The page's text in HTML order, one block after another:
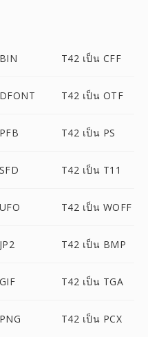
T42 เป็น CFF
T42 เป็น OTF
T42 เป็น PS
T42 เป็น T11
T42 เป็น WOFF
T42 เป็น BMP
T42 เป็น TGA
T42 เป็น PCX